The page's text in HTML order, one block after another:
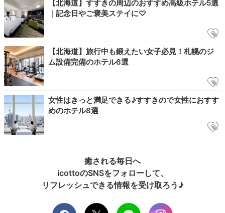
駅へも繁華街へも近いからチェックアウトぎりぎりまで
のんびりできるのがいいところ。ロビーでコーヒーをい
ただきながら予定を確認したり、ジムで身体を動かした
り、お部屋でゆっくりしたり。準備ができたら出発しま
しょう。
nono.foo
街中にありながら静かに過ごせたのが良かったです。す
【北海道】すすきの周辺のおすすめ高級ホテル5選
｜記念日やご褒美ステイに♡
【北海道】旅行中も鍛えたい女子必見！札幌のジ
ム設備完備のホテル6選
女性はきっと満足できる♪すすきので女性におすす
めのホテル8選
癒される毎日へ
icottoのSNSをフォローして、
リフレッシュできる情報を受け取ろう♪